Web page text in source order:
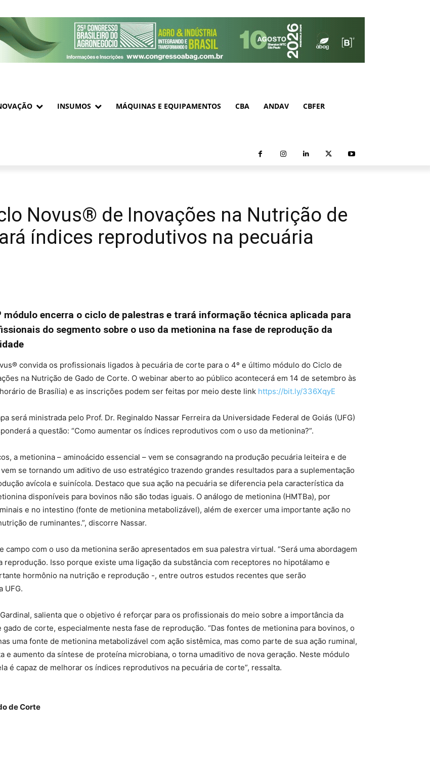
INSUMOS MÁQUINAS E EQUIPAMENTOS CBA ANDAV CBFER
Novus® de Inovações na Nutrição de
índices reprodutivos na pecuária
módulo encerra o ciclo de palestras e trará informação técnica aplicada para
do segmento sobre o uso da metionina na fase de reprodução da
convida os profissionais ligados à pecuária de corte para o 4º e último módulo do Ciclo de
na Nutrição de Gado de Corte. O webinar aberto ao público acontecerá em 14 de setembro às
de Brasília) e as inscrições podem ser feitas por meio deste link https://bit.ly/336XqyE
será ministrada pelo Prof. Dr. Reginaldo Nassar Ferreira da Universidade Federal de Goiás (UFG)
a questão: “Como aumentar os índices reprodutivos com o uso da metionina?”.
a metionina – aminoácido essencial – vem se consagrando na produção pecuária leiteira e de
se tornando um aditivo de uso estratégico trazendo grandes resultados para a suplementação
avícola e suinícola. Destaco que sua ação na pecuária se diferencia pela característica da
disponíveis para bovinos não são todas iguais. O análogo de metionina (HMTBa), por
e no intestino (fonte de metionina metabolizável), além de exercer uma importante ação no
de ruminantes.”, discorre Nassar.
com o uso da metionina serão apresentados em sua palestra virtual. “Será uma abordagem
Isso porque existe uma ligação da substância com receptores no hipotálamo e
hormônio na nutrição e reprodução -, entre outros estudos recentes que serão
UFG.
salienta que o objetivo é reforçar para os profissionais do meio sobre a importância da
de corte, especialmente nesta fase de reprodução. “Das fontes de metionina para bovinos, o
uma fonte de metionina metabolizável com ação sistêmica, mas como parte de sua ação ruminal,
e aumento da síntese de proteína microbiana, o torna umaditivo de nova geração. Neste módulo
é capaz de melhorar os índices reprodutivos na pecuária de corte”, ressalta.
de Corte